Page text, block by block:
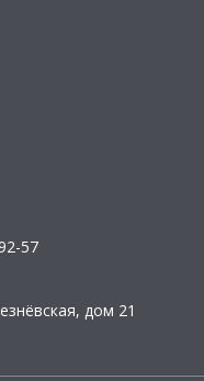
57
дом 21